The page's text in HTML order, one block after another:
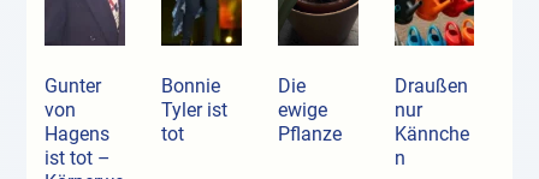
Gunter
von
Hagens
ist tot –
Bonnie
Tyler ist
tot
Die
ewige
Pflanze
Draußen
nur
Kännche
n